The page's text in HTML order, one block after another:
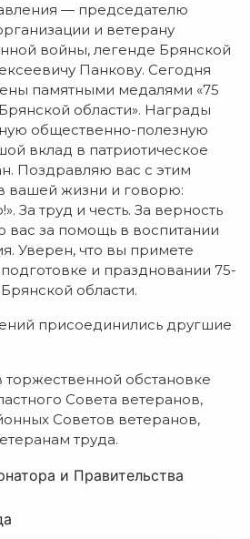
— председателю
и ветерану
войны, легенде Брянской
Панкову. Сегодня
памятными медалями «75
области». Награды
общественно-полезную
вклад в патриотическое
Поздравляю вас с этим
вашей жизни и говорю:
За труд и честь. За верность
за помощь в воспитании
Уверен, что вы примете
и праздновании 75-
области.
присоединились другшие
обстановке
Совета ветеранов,
Советов ветеранов,
труда.
и Правительства